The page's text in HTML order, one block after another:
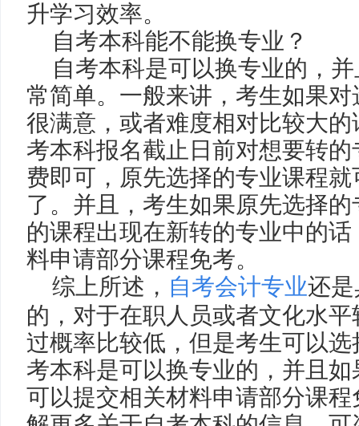
升学习效率。
自考本科能不能换专业？
自考本科是可以换专业的，
常简单。一般来讲，考生如果
很满意，或者难度相对比较大
考本科报名截止日前对想要转
费即可，原先选择的专业课程
了。并且，考生如果原先选择
的课程出现在新转的专业中的
料申请部分课程免考。
综上所述， 自考会计专业还
的，对于在职人员或者文化水
过概率比较低，但是考生可以
考本科是可以换专业的，并且
可以提交相关材料申请部分课